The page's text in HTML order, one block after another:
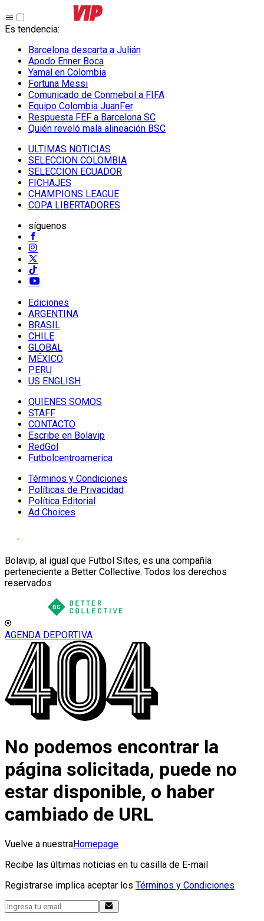
Es tendencia:
Barcelona descarta a Julián
Apodo Enner Boca
Yamal en Colombia
Fortuna Messi
Comunicado de Conmebol a FIFA
Equipo Colombia JuanFer
Respuesta FEF a Barcelona SC
Quién reveló mala alineación BSC
ULTIMAS NOTICIAS
SELECCION COLOMBIA
SELECCION ECUADOR
FICHAJES
CHAMPIONS LEAGUE
COPA LIBERTADORES
síguenos
Ediciones
ARGENTINA
BRASIL
CHILE
GLOBAL
MÉXICO
PERU
US ENGLISH
QUIENES SOMOS
STAFF
CONTACTO
Escribe en Bolavip
RedGol
Futbolcentroamerica
Términos y Condiciones
Políticas de Privacidad
Política Editorial
Ad Choices
Bolavip, al igual que Futbol Sites, es una compañía
perteneciente a Better Collective. Todos los derechos
reservados
AGENDA DEPORTIVA
No podemos encontrar la
página solicitada, puede no
estar disponible, o haber
cambiado de URL
Vuelve a nuestraHomepage
Recibe las últimas noticias en tu casilla de E-mail
Registrarse implica aceptar los Términos y Condiciones